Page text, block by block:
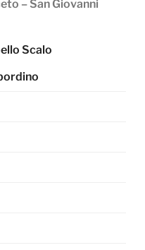
– San Giovanni
Scalo